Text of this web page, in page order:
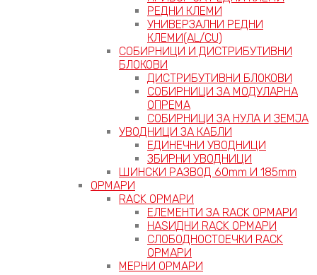
РЕДНИ КЛЕМИ
УНИВЕРЗАЛНИ РЕДНИ
КЛЕМИ(AL/CU)
СОБИРНИЦИ И ДИСТРИБУТИВНИ
БЛОКОВИ
ДИСТРИБУТИВНИ БЛОКОВИ
СОБИРНИЦИ ЗА МОДУЛАРНА
ОПРЕМА
СОБИРНИЦИ ЗА НУЛА И ЗЕМЈА
УВОДНИЦИ ЗА КАБЛИ
ЕДИНЕЧНИ УВОДНИЦИ
ЗБИРНИ УВОДНИЦИ
ШИНСКИ РАЗВОД 60mm И 185mm
ОРМАРИ
RACK ОРМАРИ
ЕЛЕМЕНТИ ЗА RACK ОРМАРИ
НАЅИДНИ RACK ОРМАРИ
СЛОБОДНОСТОЕЧКИ RACK
ОРМАРИ
МЕРНИ ОРМАРИ